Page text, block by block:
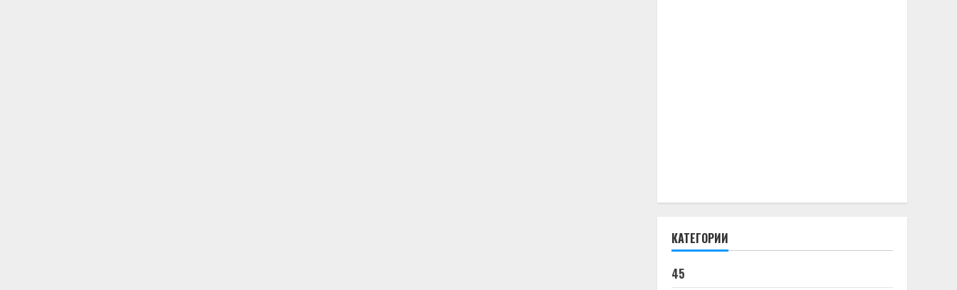
КАТЕГОРИИ
45